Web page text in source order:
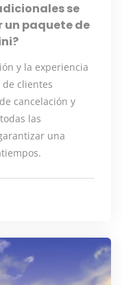
se
un paquete de
y la experiencia
clientes
cancelación y
las
una